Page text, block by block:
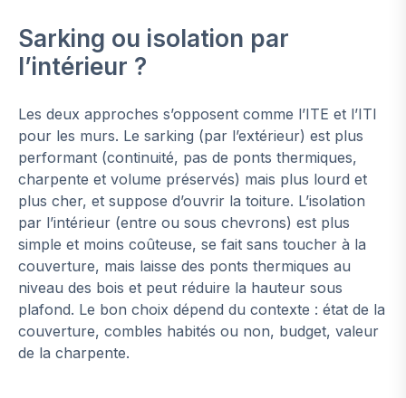
Sarking ou isolation par
l’intérieur ?
Les deux approches s’opposent comme l’ITE et l’ITI
pour les murs. Le sarking (par l’extérieur) est plus
performant (continuité, pas de ponts thermiques,
charpente et volume préservés) mais plus lourd et
plus cher, et suppose d’ouvrir la toiture. L’isolation
par l’intérieur (entre ou sous chevrons) est plus
simple et moins coûteuse, se fait sans toucher à la
couverture, mais laisse des ponts thermiques au
niveau des bois et peut réduire la hauteur sous
plafond. Le bon choix dépend du contexte : état de la
couverture, combles habités ou non, budget, valeur
de la charpente.